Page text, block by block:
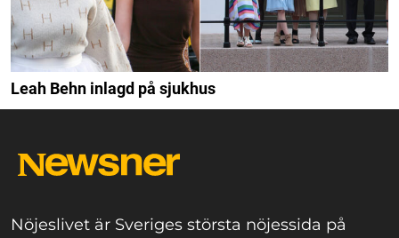
Leah Behn inlagd på sjukhus
Nöjeslivet är Sveriges största nöjessida på